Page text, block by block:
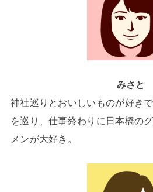
みさと
神社巡りとおいしいものが好き
を巡り、仕事終わりに日本橋の
メンが大好き。